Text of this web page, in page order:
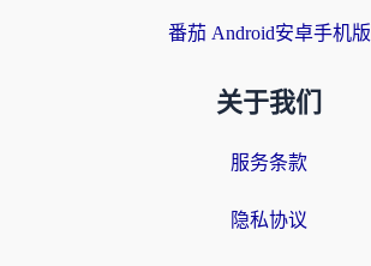
番茄 Android安卓手机版
关于我们
服务条款
隐私协议